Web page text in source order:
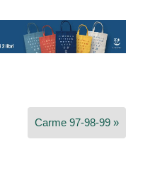
Carme 97-98-99 »